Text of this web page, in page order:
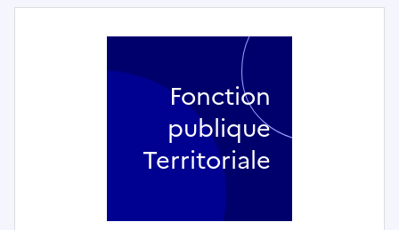
Fonction
publique
Territoriale